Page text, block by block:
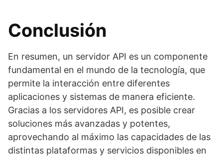
Conclusión
En resumen, un servidor API es un componente
fundamental en el mundo de la tecnología, que
permite la interacción entre diferentes
aplicaciones y sistemas de manera eficiente.
Gracias a los servidores API, es posible crear
soluciones más avanzadas y potentes,
aprovechando al máximo las capacidades de las
distintas plataformas y servicios disponibles en